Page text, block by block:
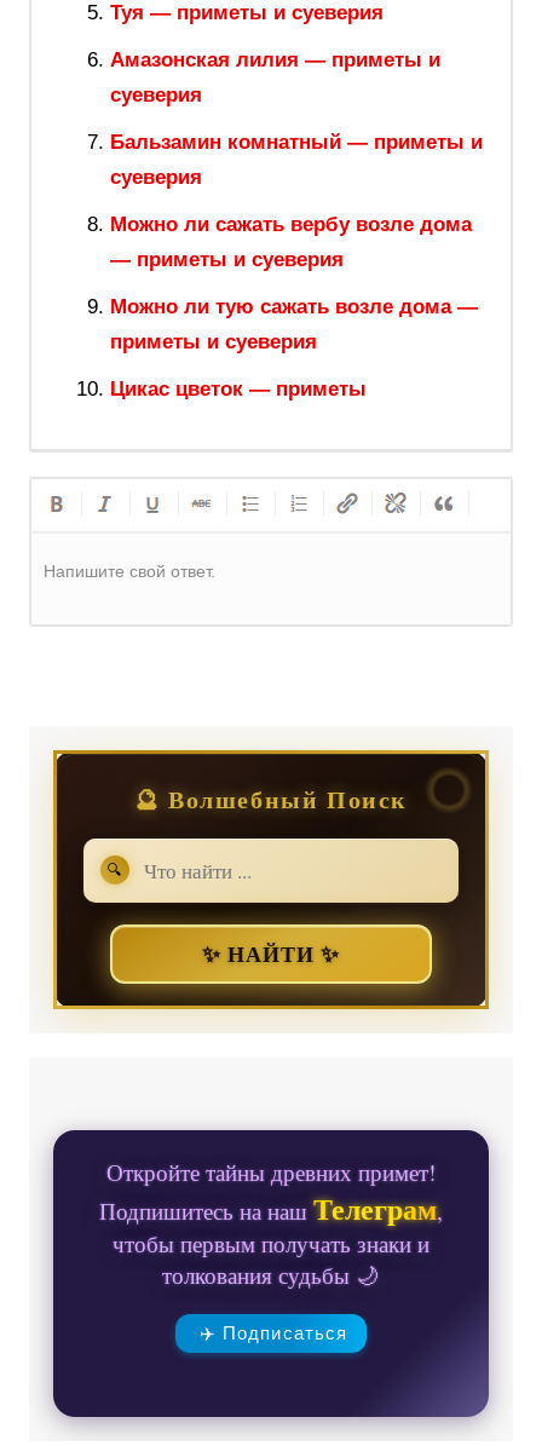
Туя — приметы и суеверия
Амазонская лилия — приметы и
суеверия
Бальзамин комнатный — приметы и
суеверия
Можно ли сажать вербу возле дома
— приметы и суеверия
Можно ли тую сажать возле дома —
приметы и суеверия
Цикас цветок — приметы
Напишите свой ответ.
🔮 Волшебный Поиск
🔍
✨ НАЙТИ ✨
Откройте тайны древних примет!
Подпишитесь на нашТелеграм,
чтобы первым получать знаки и
толкования судьбы 🌙
✈️ Подписаться